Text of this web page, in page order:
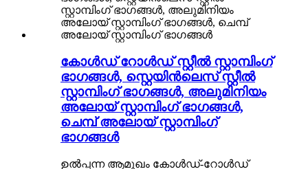
കോൾഡ് റോൾഡ് സ്റ്റീൽ സ്റ്റാമ്പിംഗ്
ഭാഗങ്ങൾ, സ്റ്റെയിൻലെസ് സ്റ്റീൽ
സ്റ്റാമ്പിംഗ് ഭാഗങ്ങൾ, അലുമിനിയം
അലോയ് സ്റ്റാമ്പിംഗ് ഭാഗങ്ങൾ,
ചെമ്പ് അലോയ് സ്റ്റാമ്പിംഗ്
ഭാഗങ്ങൾ
ഉൽപ്പന്ന ആമുഖം കോൾഡ്-റോൾഡ്